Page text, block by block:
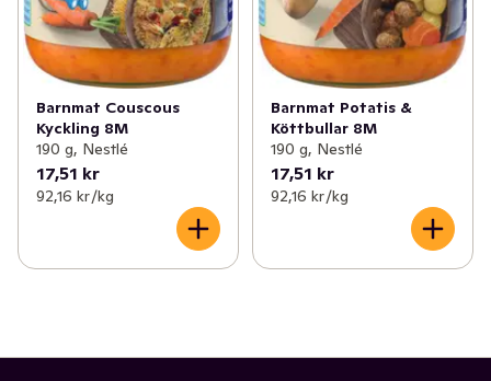
Barnmat Couscous
Kyckling 8M
190 g, Nestlé
17,51 kr
92,16 kr /kg
Barnmat Potatis &
Köttbullar 8M
190 g, Nestlé
17,51 kr
92,16 kr /kg